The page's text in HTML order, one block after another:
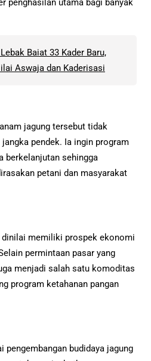
penghasilan utama bagi banyak
Baiat 33 Kader Baru,
Aswaja dan Kaderisasi
jagung tersebut tidak
pendek. Ia ingin program
berkelanjutan sehingga
petani dan masyarakat
memiliki prospek ekonomi
permintaan pasar yang
menjadi salah satu komoditas
program ketahanan pangan
pengembangan budidaya jagung